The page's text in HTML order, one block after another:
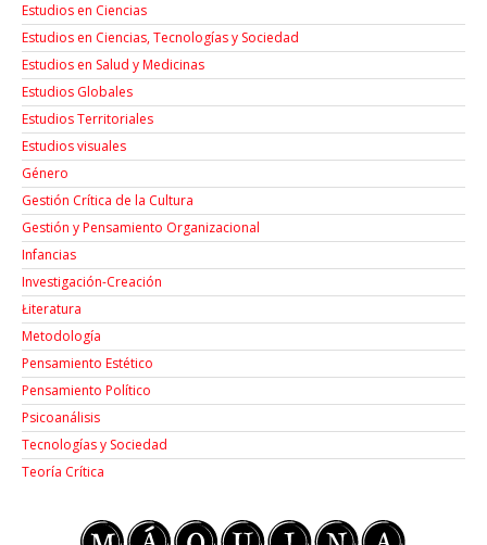
Estudios en Ciencias
Estudios en Ciencias, Tecnologías y Sociedad
Estudios en Salud y Medicinas
Estudios Globales
Estudios Territoriales
Estudios visuales
Género
Gestión Crítica de la Cultura
Gestión y Pensamiento Organizacional
Infancias
Investigación-Creación
Łiteratura
Metodología
Pensamiento Estético
Pensamiento Político
Psicoanálisis
Tecnologías y Sociedad
Teoría Crítica